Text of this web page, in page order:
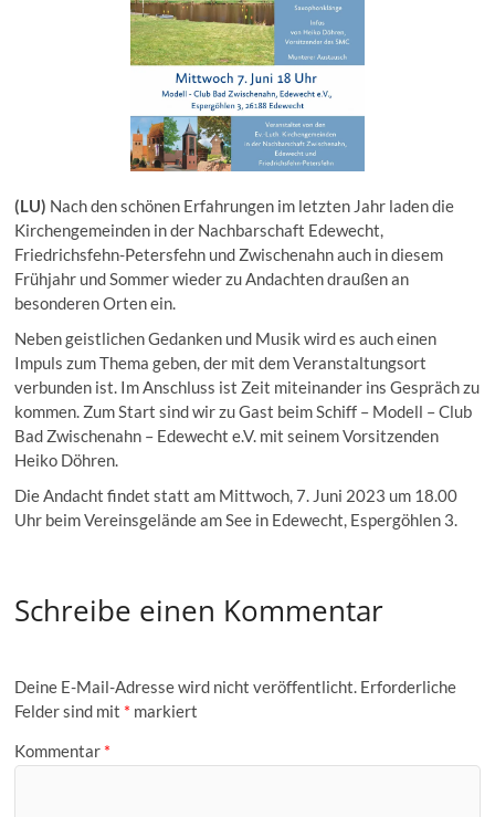
(LU) Nach den schönen Erfahrungen im letzten Jahr laden die
Kirchengemeinden in der Nachbarschaft Edewecht,
Friedrichsfehn-Petersfehn und Zwischenahn auch in diesem
Frühjahr und Sommer wieder zu Andachten draußen an
besonderen Orten ein.
Neben geistlichen Gedanken und Musik wird es auch einen
Impuls zum Thema geben, der mit dem Veranstaltungsort
verbunden ist. Im Anschluss ist Zeit miteinander ins Gespräch zu
kommen. Zum Start sind wir zu Gast beim Schiff – Modell – Club
Bad Zwischenahn – Edewecht e.V. mit seinem Vorsitzenden
Heiko Döhren.
Die Andacht findet statt am Mittwoch, 7. Juni 2023 um 18.00
Uhr beim Vereinsgelände am See in Edewecht, Espergöhlen 3.
Schreibe einen Kommentar
Deine E-Mail-Adresse wird nicht veröffentlicht. Erforderliche
Felder sind mit * markiert
Kommentar *